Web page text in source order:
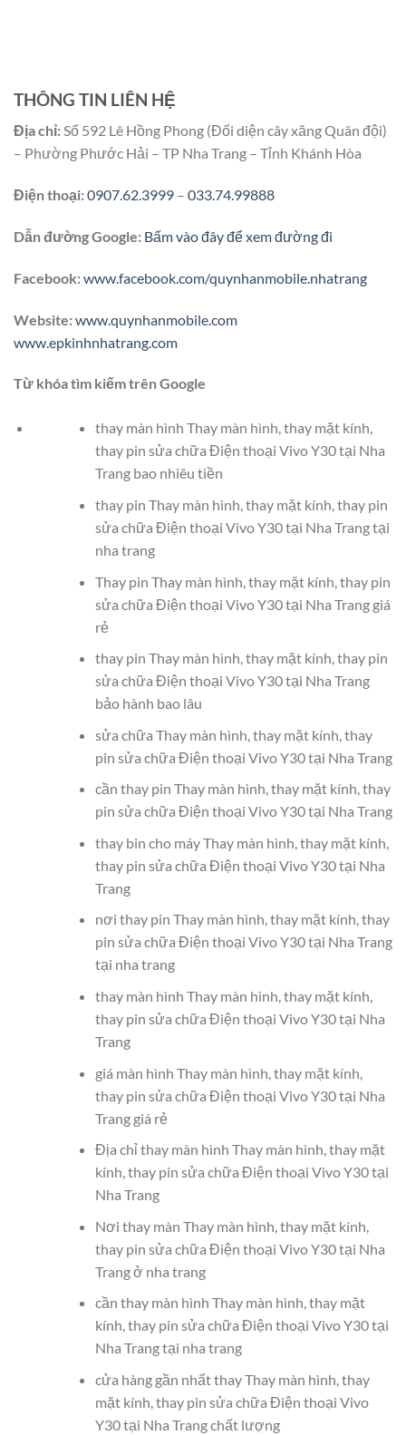
THÔNG TIN LIÊN HỆ
Địa chỉ:Số 592 Lê Hồng Phong (Đối diện cây xăng Quân đội)
– Phường Phước Hải – TP Nha Trang – Tỉnh Khánh Hòa
Điện thoại:0907.62.3999 – 033.74.99888
Dẫn đường Google: Bấm vào đây để xem đường đi
Facebook:www.facebook.com/quynhanmobile.nhatrang
Website:www.quynhanmobile.com
www.epkinhnhatrang.com
Từ khóa tìm kiếm trên Google
thay màn hình Thay màn hình, thay mặt kính,
thay pin sửa chữa Điện thoại Vivo Y30 tại Nha
Trang bao nhiêu tiền
thay pin Thay màn hình, thay mặt kính, thay pin
sửa chữa Điện thoại Vivo Y30 tại Nha Trang tại
nha trang
Thay pin Thay màn hình, thay mặt kính, thay pin
sửa chữa Điện thoại Vivo Y30 tại Nha Trang giá
rẻ
thay pin Thay màn hình, thay mặt kính, thay pin
sửa chữa Điện thoại Vivo Y30 tại Nha Trang
bảo hành bao lâu
sửa chữa Thay màn hình, thay mặt kính, thay
pin sửa chữa Điện thoại Vivo Y30 tại Nha Trang
cần thay pin Thay màn hình, thay mặt kính, thay
pin sửa chữa Điện thoại Vivo Y30 tại Nha Trang
thay bin cho máy Thay màn hình, thay mặt kính,
thay pin sửa chữa Điện thoại Vivo Y30 tại Nha
Trang
nơi thay pin Thay màn hình, thay mặt kính, thay
pin sửa chữa Điện thoại Vivo Y30 tại Nha Trang
tại nha trang
thay màn hình Thay màn hình, thay mặt kính,
thay pin sửa chữa Điện thoại Vivo Y30 tại Nha
Trang
giá màn hình Thay màn hình, thay mặt kính,
thay pin sửa chữa Điện thoại Vivo Y30 tại Nha
Trang giá rẻ
Địa chỉ thay màn hình Thay màn hình, thay mặt
kính, thay pin sửa chữa Điện thoại Vivo Y30 tại
Nha Trang
Nơi thay màn Thay màn hình, thay mặt kính,
thay pin sửa chữa Điện thoại Vivo Y30 tại Nha
Trang ở nha trang
cần thay màn hình Thay màn hình, thay mặt
kính, thay pin sửa chữa Điện thoại Vivo Y30 tại
Nha Trang tại nha trang
cửa hàng gần nhất thay Thay màn hình, thay
mặt kính, thay pin sửa chữa Điện thoại Vivo
Y30 tại Nha Trang chất lượng